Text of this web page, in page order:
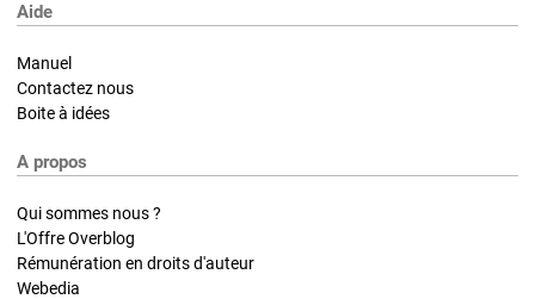
Aide
Manuel
Contactez nous
Boite à idées
A propos
Qui sommes nous ?
L'Offre Overblog
Rémunération en droits d'auteur
Webedia